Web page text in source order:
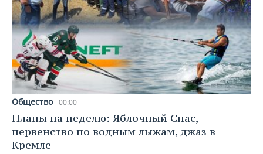
Общество 00:00
Планы на неделю: Яблочный Спас,
первенство по водным лыжам, джаз в
Кремле